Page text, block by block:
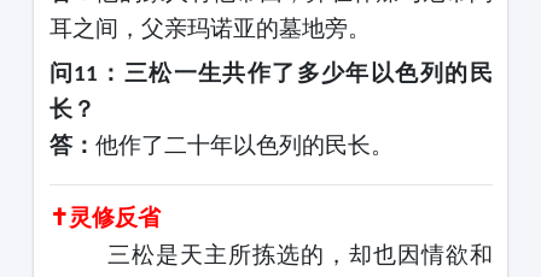
耳之间，父亲玛诺亚的墓地旁。
问11 ：三松一生共作了多少年以色列的民
长？
答： 他作了二十年以色列的民长。
✝灵修反省
三松是天主所拣选的，却也因情欲和